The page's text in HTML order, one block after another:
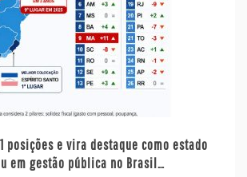
posições e vira destaque como estado
em gestão pública no Brasil…